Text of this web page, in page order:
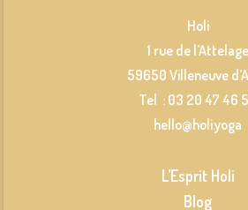
Holi
1 rue de l’Attelage
59650 Villeneuve
Tel : 03 20 47 46
hello@holi.yoga
L’Esprit Holi
Blog